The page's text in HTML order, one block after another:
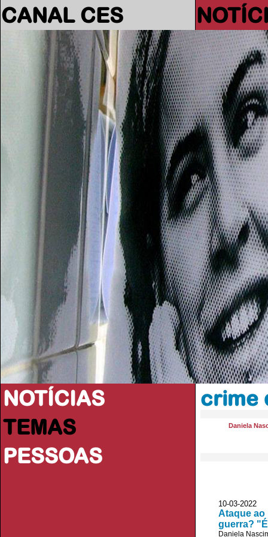
CANAL CES
NOTÍCIAS
TEMAS
PESSOAS
crime
Daniela
10-03-
Ataque ao
guerra?
Daniela